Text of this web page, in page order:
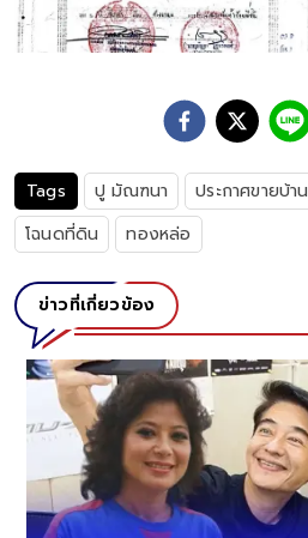
Tags ปู มัณฑนา ประกาศขายบ้าน
โฉนดที่ดิน
ทองหล่อ
ข่าวที่เกี่ยวข้อง